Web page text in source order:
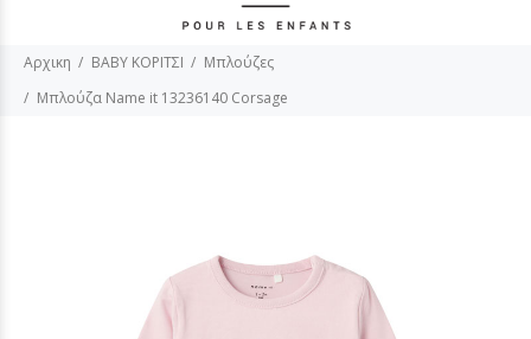
Αρχικη BABY ΚΟΡΙΤΣΙ
Μπλούζες
Μπλούζα Name it 13236140 Corsage